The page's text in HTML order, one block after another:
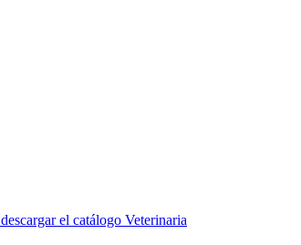
descargar el catálogo Veterinaria